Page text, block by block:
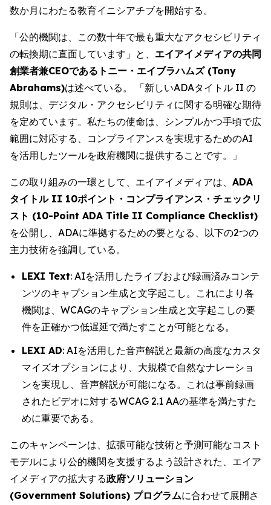
数か月にわたる教育イニシアチブを開始する。
「公的機関は、この数十年で最も重大なアクセシビリティ
の転換期に直面しています」と、 エイアイメディアの共同
創業者兼CEOであるトニー・エイブラハムズ (Tony
Abrahams)は述べている。 「新しいADAタイトル II の
規則は、デジタル・アクセシビリティに関する明確な期待
を定めています。私たちの使命は、シンプルかつ手頃で広
範囲に対応する、コンプライアンスを実現するためのAI
を活用したツールを政府機関に提供することです。」
この取り組みの一環として、エイアイメディアは、 ADA
タイトル II 10ポイント・コンプライアンス・チェックリ
スト (10-Point ADA Title II Compliance Checklist)
を公開し、ADAに準拠するための要となる、以下の2つの
主力技術を強調している。
LEXI Text: AIを活用したライブおよび録画済みコンテ
ンツのキャプション生成と文字起こし。これにより各
機関は、WCAGのキャプション生成と文字起こしの要
件を正確かつ低遅延で満たすことが可能となる。
LEXI AD: AIを活用した音声解説と最新の高度なカスタ
マイズオプションにより、大規模で自然なナレーショ
ンを実現し、音声解説が可能になる。これは事前録画
されたビデオに対するWCAG 2.1 AAの基準を満たすた
めに重要である。
このキャンペーンは、拡張可能な技術と予測可能なコスト
モデルにより公的機関を支援するよう設計された、エイア
イメディアの拡大する政府ソリューション
(Government Solutions) プログラムに合わせて展開さ